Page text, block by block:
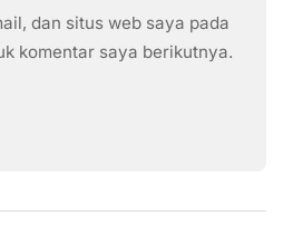
dan situs web saya pada
komentar saya berikutnya.